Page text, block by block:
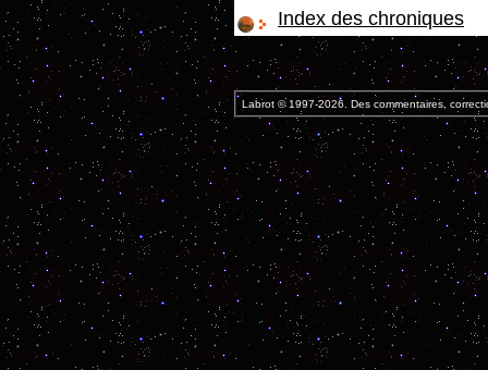
Index des chroniques
Labrot © 1997-2026. Des commentaires,